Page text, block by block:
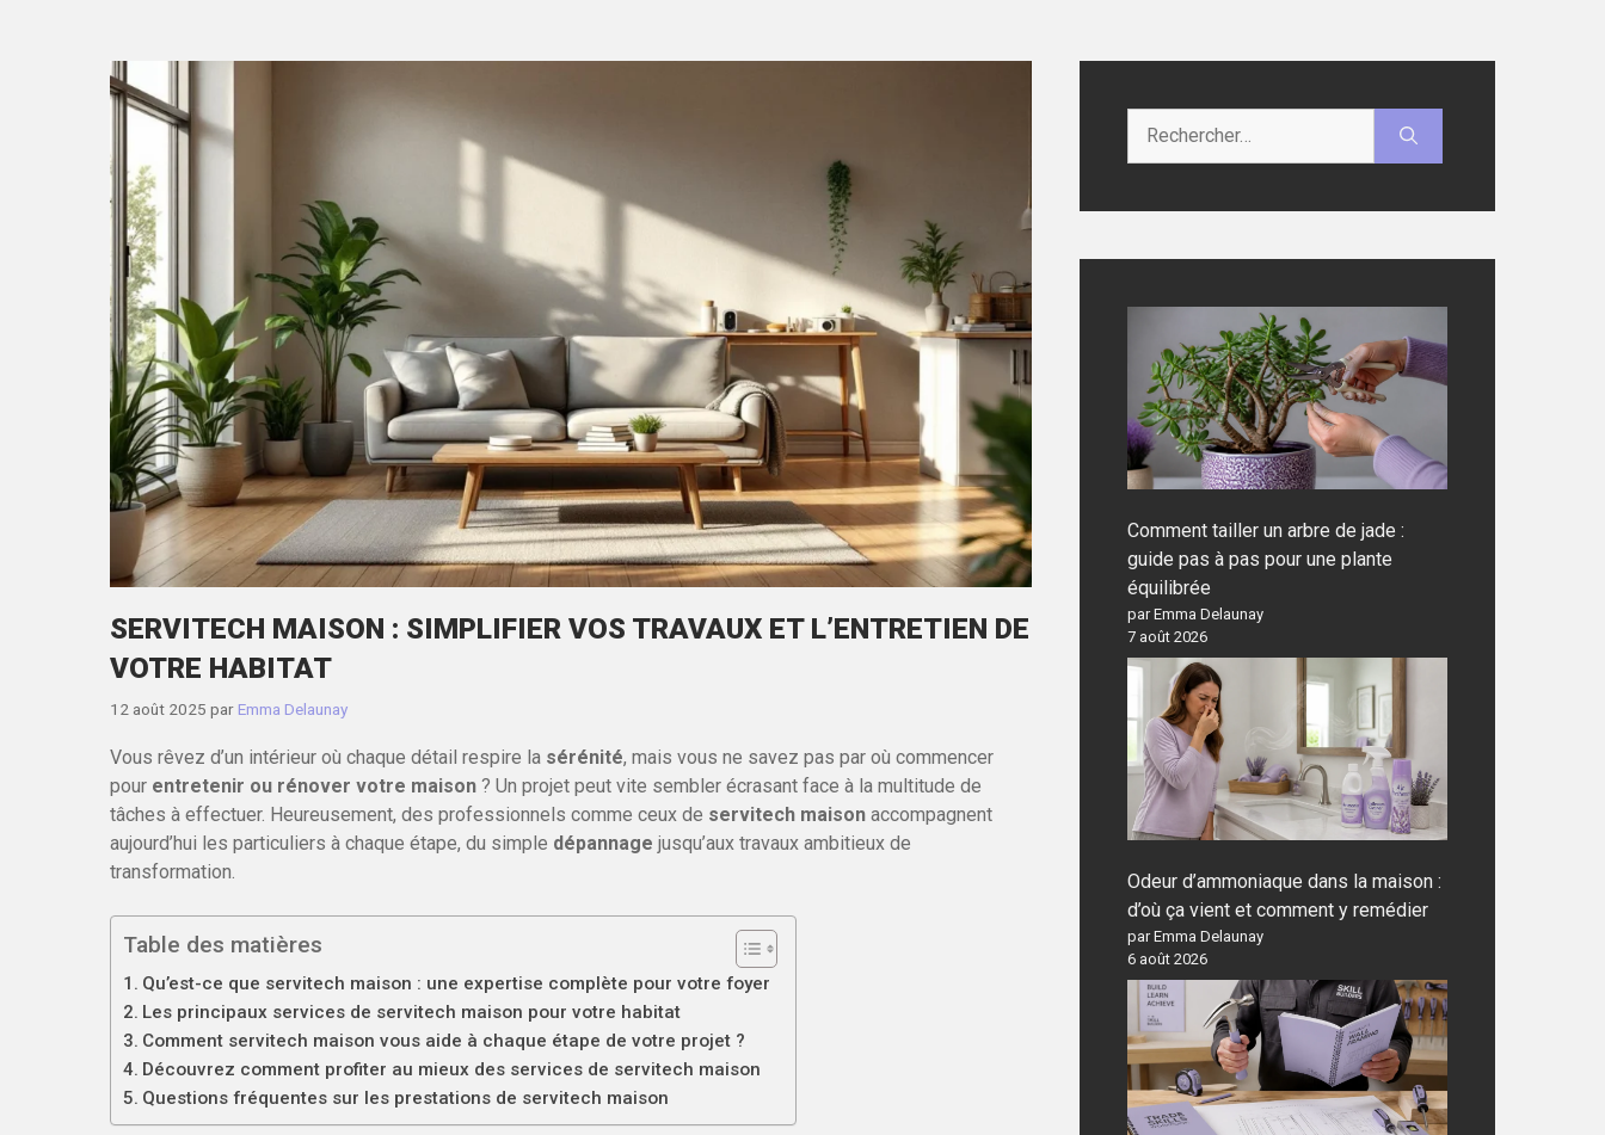
SERVITECH MAISON : SIMPLIFIER VOS TRAVAUX ET L’ENTRETIEN DE
VOTRE HABITAT
12 août 2025 par Emma Delaunay
Vous rêvez d’un intérieur où chaque détail respire la sérénité, mais vous ne savez pas par où commencer
pour entretenir ou rénover votre maison ? Un projet peut vite sembler écrasant face à la multitude de
tâches à effectuer. Heureusement, des professionnels comme ceux de servitech maison accompagnent
aujourd’hui les particuliers à chaque étape, du simple dépannage jusqu’aux travaux ambitieux de
transformation.
Table des matières
Qu’est-ce que servitech maison : une expertise complète pour votre foyer
Les principaux services de servitech maison pour votre habitat
Comment servitech maison vous aide à chaque étape de votre projet ?
Découvrez comment profiter au mieux des services de servitech maison
Questions fréquentes sur les prestations de servitech maison
Comment tailler un arbre de jade :
guide pas à pas pour une plante
équilibrée
par Emma Delaunay
7 août 2026
Odeur d’ammoniaque dans la maison :
d’où ça vient et comment y remédier
par Emma Delaunay
6 août 2026